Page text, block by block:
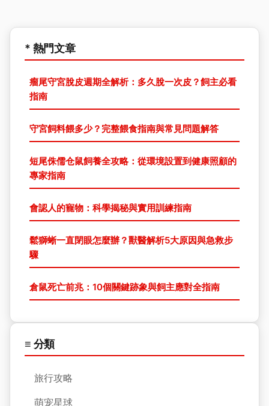
* 熱門文章
瘤尾守宮脫皮週期全解析：多久脫一次皮？飼主必看
指南
守宮飼料餵多少？完整餵食指南與常見問題解答
短尾侏儒仓鼠飼養全攻略：從環境設置到健康照顧的
專家指南
會認人的寵物：科學揭秘與實用訓練指南
鬆獅蜥一直閉眼怎麼辦？獸醫解析5大原因與急救步
驟
倉鼠死亡前兆：10個關鍵跡象與飼主應對全指南
≡ 分類
旅行攻略
萌宠星球